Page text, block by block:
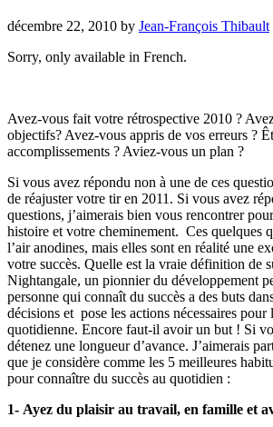
décembre 22, 2010 by Jean-François Thibault
Sorry, only available in French.
Avez-vous fait votre rétrospective 2010 ?
objectifs? Avez-vous appris de vos erreurs ?
accomplissements ? Aviez-vous un plan ?
Si vous avez répondu non à une de ces
de réajuster votre tir en 2011. Si vous avez
questions, j’aimerais bien vous rencontrer
histoire et votre cheminement. Ces quelques
l’air anodines, mais elles sont en réalité une
votre succès. Quelle est la vraie définition de
Nightangale, un pionnier du développement
personne qui connaît du succès a des buts
décisions et pose les actions nécessaires pour
quotidienne. Encore faut-il avoir un but ! Si
détenez une longueur d’avance. J’aimerais
que je considère comme les 5 meilleures
pour connaître du succès au quotidien :
1- Ayez du plaisir au travail, en famille et